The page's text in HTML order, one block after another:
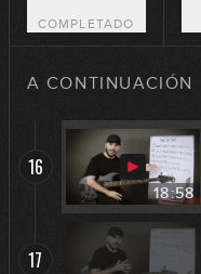
COMPLETADO
A CONTINUACIÓN
15
16
18:58
17